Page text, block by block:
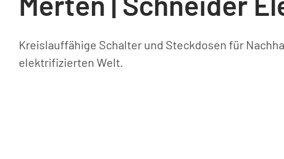
Kreislauffähige Schalter und Steckdosen für
elektrifizierten Welt.